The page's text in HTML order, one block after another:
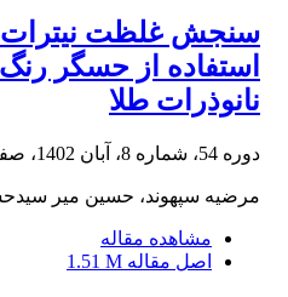
سنجش غلظت نیترات
استفاده از حسگر
نانوذرات طلا
دوره 54، شماره 8، آبان 1402، صفحه
مرضیه سپهوند، حسین میر
مشاهده مقاله
اصل مقاله 1.51 M